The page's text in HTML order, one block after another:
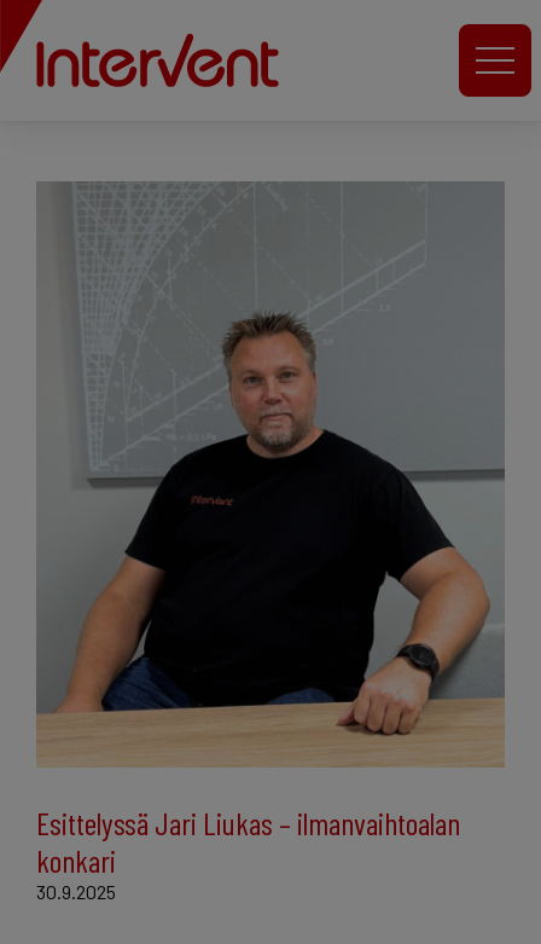
Esittelyssä Jari Liukas – ilmanvaihtoalan
konkari
30.9.2025